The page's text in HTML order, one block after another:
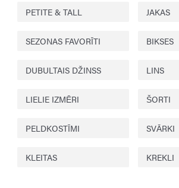
PETITE & TALL JAKAS
SEZONAS FAVORĪTI BIKSES
DUBULTAIS DŽINSS LINS
LIELIE IZMĒRI ŠORTI
PELDKOSTĪMI SVĀRKI
KLEITAS KREKLI